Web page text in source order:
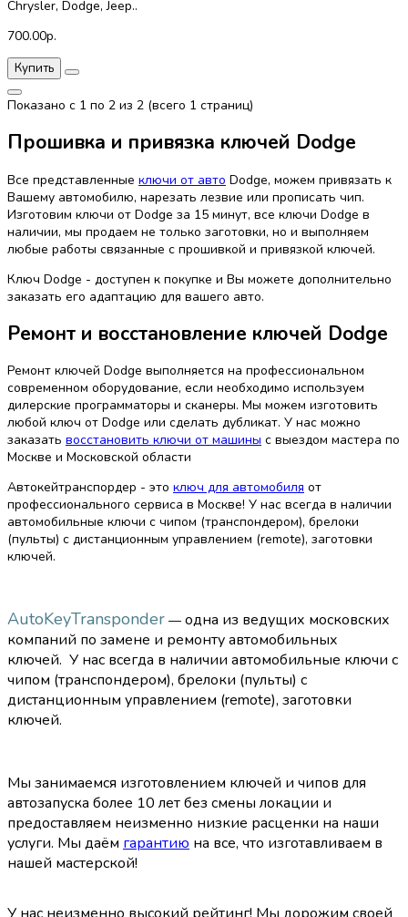
Chrysler, Dodge, Jeep..
700.00р.
Купить
Показано с 1 по 2 из 2 (всего 1 страниц)
Прошивка и привязка ключей Dodge
Все представленные ключи от авто Dodge, можем привязать к
Вашему автомобилю, нарезать лезвие или прописать чип.
Изготовим ключи от Dodge за 15 минут, все ключи Dodge в
наличии, мы продаем не только заготовки, но и выполняем
любые работы связанные с прошивкой и привязкой ключей.
Ключ Dodge - доступен к покупке и Вы можете дополнительно
заказать его адаптацию для вашего авто.
Ремонт и восстановление ключей Dodge
Ремонт ключей Dodge выполняется на профессиональном
современном оборудование, если необходимо используем
дилерские программаторы и сканеры. Мы можем изготовить
любой ключ от Dodge или сделать дубликат. У нас можно
заказать восстановить ключи от машины с выездом мастера по
Москве и Московской области
Автокейтранспордер - это ключ для автомобиля от
профессионального сервиса в Москве! У нас всегда в наличии
автомобильные ключи с чипом (транспондером), брелоки
(пульты) с дистанционным управлением (remote), заготовки
ключей.
AutoKeyTransponder — одна из ведущих московских
компаний по замене и ремонту автомобильных
ключей. У нас всегда в наличии автомобильные ключи с
чипом (транспондером), брелоки (пульты) с
дистанционным управлением (remote), заготовки
ключей.
Мы занимаемся изготовлением ключей и чипов для
автозапуска более 10 лет без смены локации и
предоставляем неизменно низкие расценки на наши
услуги. Мы даём гарантию на все, что изготавливаем в
нашей мастерской!